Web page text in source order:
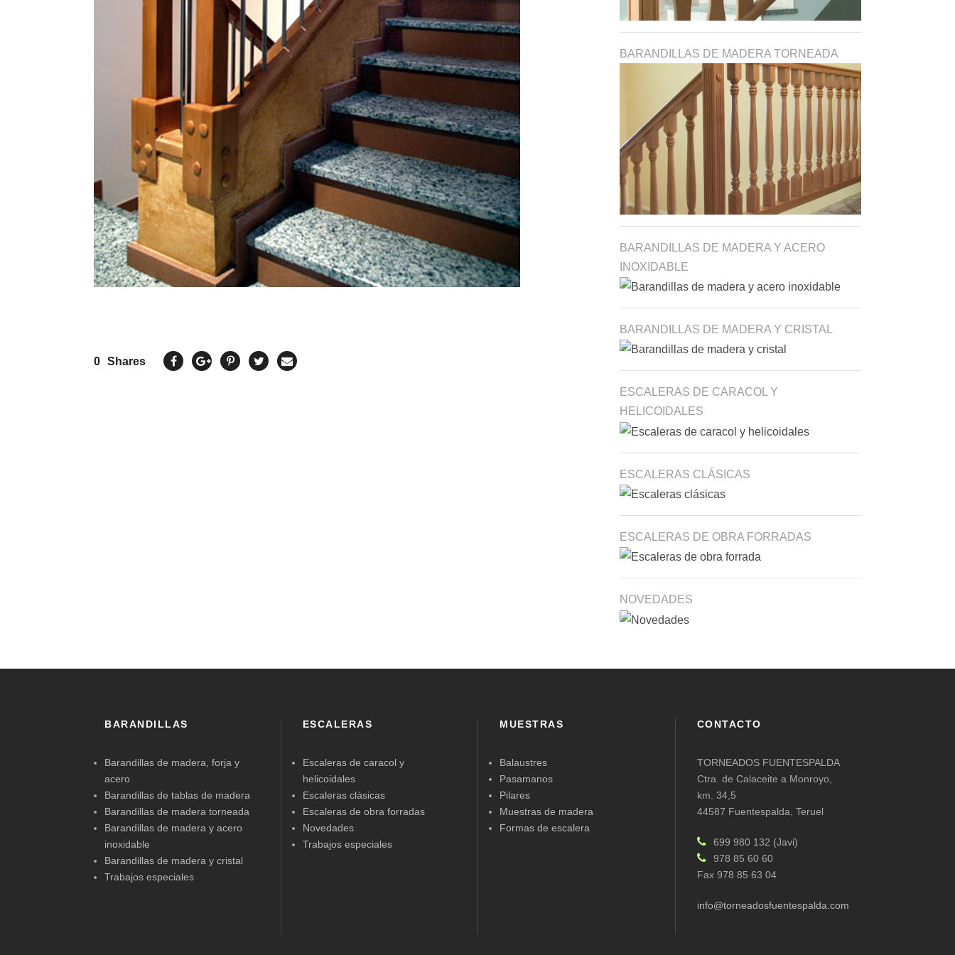
0 Shares
BARANDILLAS DE MADERA TORNEADA
BARANDILLAS DE MADERA Y ACERO
INOXIDABLE
BARANDILLAS DE MADERA Y CRISTAL
ESCALERAS DE CARACOL Y
HELICOIDALES
ESCALERAS CLÁSICAS
ESCALERAS DE OBRA FORRADAS
NOVEDADES
BARANDILLAS
Barandillas de madera, forja y
acero
Barandillas de tablas de madera
Barandillas de madera torneada
Barandillas de madera y acero
inoxidable
Barandillas de madera y cristal
Trabajos especiales
ESCALERAS
Escaleras de caracol y
helicoidales
Escaleras clásicas
Escaleras de obra forradas
Novedades
Trabajos especiales
MUESTRAS
Balaustres
Pasamanos
Pilares
Muestras de madera
Formas de escalera
CONTACTO
TORNEADOS FUENTESPALDA
Ctra. de Calaceite a Monroyo,
km. 34,5
44587 Fuentespalda, Teruel
699 980 132 (Javi)
978 85 60 60
Fax 978 85 63 04
info@torneadosfuentespalda.com